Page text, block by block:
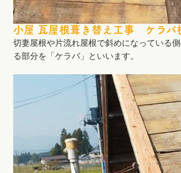
小屋 瓦屋根葺き替え工事 ケラバ
切妻屋根や片流れ屋根で斜めになっている
る部分を「ケラバ」といいます。